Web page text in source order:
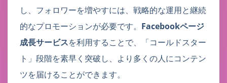
し、フォロワーを増やすには、戦略的な運用と継続
的なプロモーションが必要です。 Facebookページ
成長サービスを利用することで、「コールドスター
ト」段階を素早く突破し、より多くの人にコンテン
ツを届けることができます。